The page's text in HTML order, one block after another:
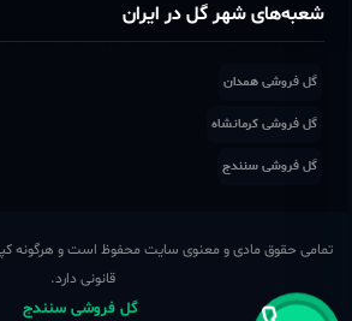
شعبه‌های شهر گل در ایران
گل فروشی همدان
گل فروشی کرمانشاه
گل فروشی سنندج
تمامی حقوق مادی و معنوی سایت محفوظ است و هرگونه
قانونی دارد.
‌ گل فروشی سنندج